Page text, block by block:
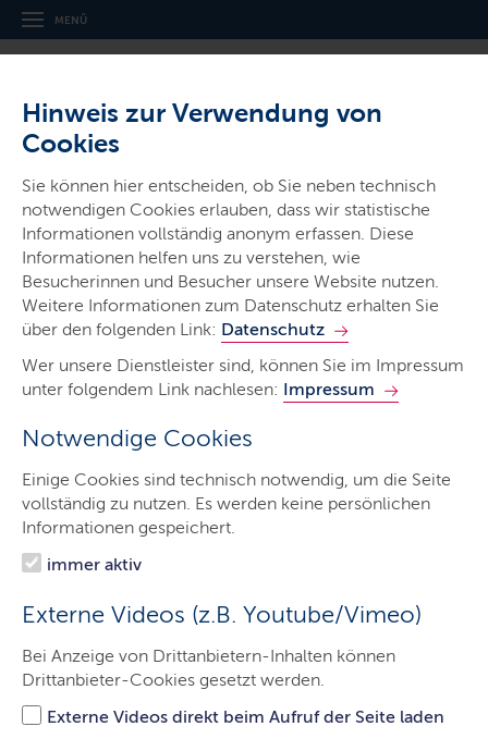
Hinweis zur Verwendung von
Cookies
Sie können hier entscheiden, ob Sie neben technisch
notwendigen Cookies erlauben, dass wir statistische
Informationen vollständig anonym erfassen. Diese
Informationen helfen uns zu verstehen, wie
Besucherinnen und Besucher unsere Website nutzen.
Weitere Informationen zum Datenschutz erhalten Sie
über den folgenden Link: Datenschutz
Wer unsere Dienstleister sind, können Sie im Impressum
unter folgendem Link nachlesen: Impressum
Notwendige Cookies
Einige Cookies sind technisch notwendig, um die Seite
vollständig zu nutzen. Es werden keine persönlichen
Informationen gespeichert.
immer aktiv
Externe Videos (z.B. Youtube/Vimeo)
Bei Anzeige von Drittanbietern-Inhalten können
Drittanbieter-Cookies gesetzt werden.
Externe Videos direkt beim Aufruf der Seite laden
MENÜ
Institut für
Qualitätsentwicklung an
Schulen Schleswig-Holstein
Ministerien & Behörden
Start
IQSH
Arbeitsfelder
Themen
Termine
Publikationen